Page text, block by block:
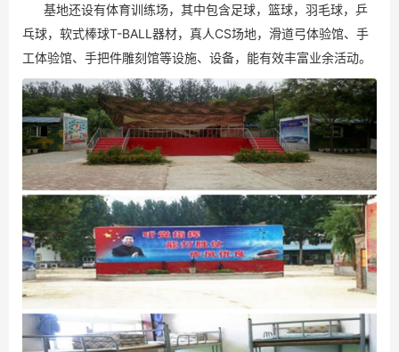
基地还设有体育训练场，其中包含足球，篮球，羽毛球，乒
乓球，软式棒球T-BALL器材，真人CS场地，滑道弓体验馆、手
工体验馆、手把件雕刻馆等设施、设备，能有效丰富业余活动。